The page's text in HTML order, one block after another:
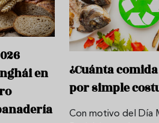
en
¿Cuánta
por simple
Con motivo del Día